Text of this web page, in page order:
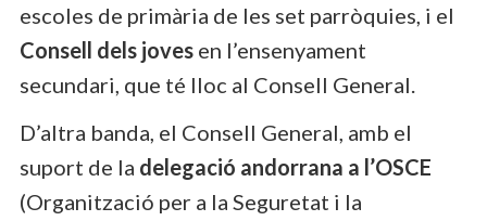
escoles de primària de les set parròquies, i el
Consell dels joves en l’ensenyament
secundari, que té lloc al Consell General.
D’altra banda, el Consell General, amb el
suport de la delegació andorrana a l’OSCE
(Organització per a la Seguretat i la